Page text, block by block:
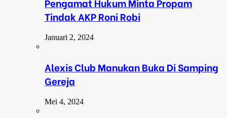
Pengamat Hukum Minta Propam
Tindak AKP Roni Robi
Januari 2, 2024
Alexis Club Manukan Buka Di Samping
Gereja
Mei 4, 2024